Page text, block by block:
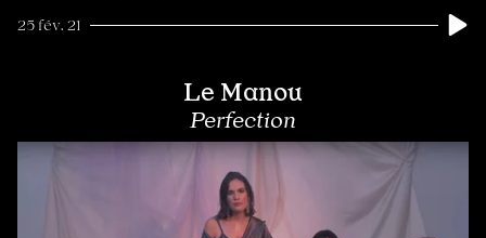
25 fév. 21
Le Manou
Perfection